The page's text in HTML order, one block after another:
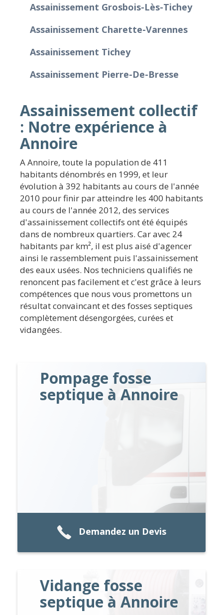
Assainissement Grosbois-Lès-Tichey
Assainissement Charette-Varennes
Assainissement Tichey
Assainissement Pierre-De-Bresse
Assainissement collectif
: Notre expérience à
Annoire
A Annoire, toute la population de 411
habitants dénombrés en 1999, et leur
évolution à 392 habitants au cours de l'année
2010 pour finir par atteindre les 400 habitants
au cours de l'année 2012, des services
d'assainissement collectifs ont été équipés
dans de nombreux quartiers. Car avec 24
habitants par km², il est plus aisé d'agencer
ainsi le rassemblement puis l'assainissement
des eaux usées. Nos techniciens qualifiés ne
renoncent pas facilement et c'est grâce à leurs
compétences que nous vous promettons un
résultat convaincant et des fosses septiques
complètement désengorgées, curées et
vidangées.
Pompage fosse
septique à Annoire
Demandez un Devis
Vidange fosse
septique à Annoire